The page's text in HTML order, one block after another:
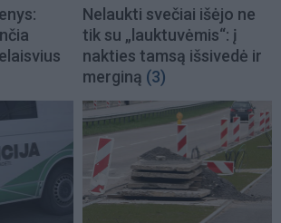
Nelaukti svečiai išėjo ne
tik su „lauktuvėmis“: į
nakties tamsą išsivedė ir
merginą (3)